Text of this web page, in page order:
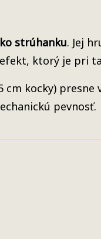
strúhanku. Jej
ktorý je pri
kocky) presne
pevnosť.